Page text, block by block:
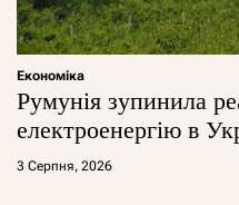
Економіка
Румунія зупинила
електроенергію в
3 Серпня, 2026